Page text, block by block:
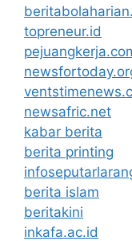
topreneur.id
newsafric.net
kabar berita
berita printing
berita islam
beritakini
inkafa.ac.id